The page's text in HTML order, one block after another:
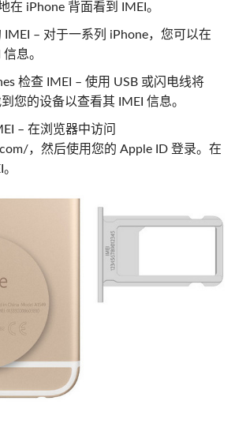
在 iPhone 背面看到 IMEI。
IMEI – 对于一系列 iPhone，您可以在
息。
检查 IMEI – 使用 USB 或闪电线将
您的设备以查看其 IMEI 信息。
– 在浏览器中访问
，然后使用您的 Apple ID 登录。在